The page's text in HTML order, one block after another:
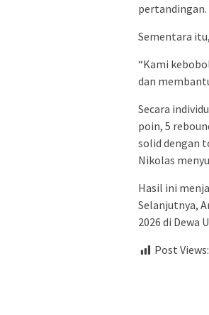
Sementara
“Kami
dan
Secara
poin, 5
solid dengan
Nikolas
Hasil ini
Selanjutnya,
2026 di Dewa
Post Views: